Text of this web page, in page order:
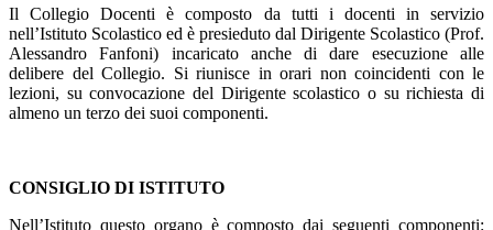
Il Collegio Docenti è composto da tutti i docenti in servizio
nell’Istituto Scolastico ed è presieduto dal Dirigente Scolastico (Prof.
Alessandro Fanfoni) incaricato anche di dare esecuzione alle
delibere del Collegio. Si riunisce in orari non coincidenti con le
lezioni, su convocazione del Dirigente scolastico o su richiesta di
almeno un terzo dei suoi componenti.
CONSIGLIO DI ISTITUTO
Nell’Istituto questo organo è composto dai seguenti componenti: